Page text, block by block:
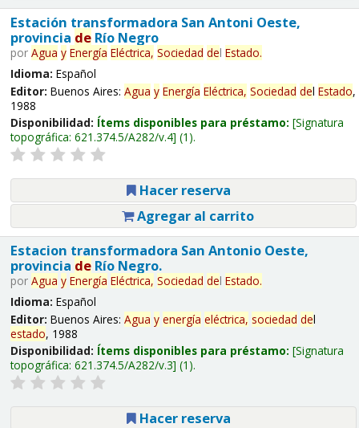
Estación transformadora San Antoni Oeste,
provincia deRío Negro
por Agua y Energía Eléctrica, Sociedad del Estado.
Idioma: Español
Editor: Buenos Aires: Agua y Energía Eléctrica, Sociedad del Estado,
1988
Disponibilidad: Ítems disponibles para préstamo: Signatura
topográfica: 621.374.5/A282/v.4 (1).
Hacer reserva
Agregar al carrito
Estacion transformadora San Antonio Oeste,
provincia deRío Negro.
por Agua y Energía Eléctrica, Sociedad del Estado.
Idioma: Español
Editor: Buenos Aires: Agua y energía eléctrica, sociedad del
estado, 1988
Disponibilidad: Ítems disponibles para préstamo: Signatura
topográfica: 621.374.5/A282/v.3 (1).
Hacer reserva